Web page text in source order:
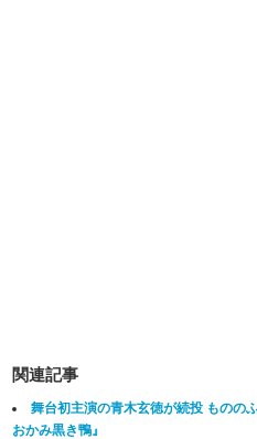
関連記事
舞台初主演の青木玄徳が続投 ものの
おかみ黒き鴨』